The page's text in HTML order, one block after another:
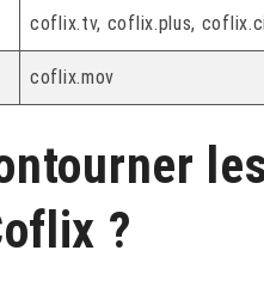
coflix.tv, coflix.plus,
coflix.mov
?